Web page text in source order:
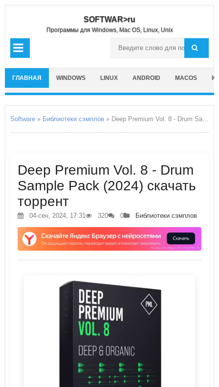
SOFTWAR>ru
Программы для Windows, Mac OS, Linux, Unix
ГЛАВНАЯ WINDOWS LINUX ANDROID MACOS
Software » Библиотеки сэмплов » Deep Premium Vol. 8 - Drum Sample Pack
Deep Premium Vol. 8 - Drum
Sample Pack (2024) скачать
торрент
04-сен, 2024, 17:31 320 0 Библиотеки сэмплов